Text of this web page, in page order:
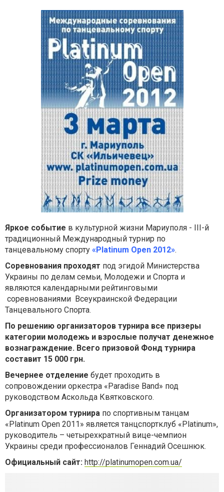
Яркое событие в культурной жизни Мариуполя - III-й
традиционный Международный турнир по
танцевальному спорту «Platinum Open 2012».
Соревнования проходят под эгидой Министерства
Украины по делам семьи, Молодежи и Спорта и
являются календарными рейтинговыми
соревнованиями Всеукраинской Федерации
Танцевального Спорта.
По решению организаторов турнира все призеры
категории молодежь и взрослые получат денежное
вознаграждение. Всего призовой Фонд турнира
составит 15 000 грн.
Вечернее отделение будет проходить в
сопровождении оркестра «Paradise Band» под
руководством Аскольда Квятковского.
Организатором турнира по спортивным танцам
«Platinum Open 2011» является танцспортклуб «Platinum»,
руководитель – четырехкратный вице-чемпион
Украины среди профессионалов Геннадий Осешнюк.
Официальный сайт: http://platinumopen.com.ua/